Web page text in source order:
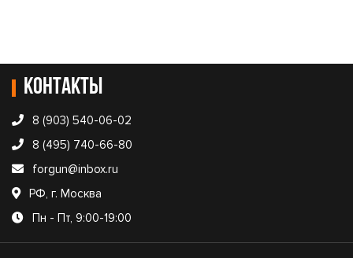
Контакты
8 (903) 540-06-02
8 (495) 740-66-80
forgun@inbox.ru
РФ, г. Москва
Пн - Пт, 9:00-19:00